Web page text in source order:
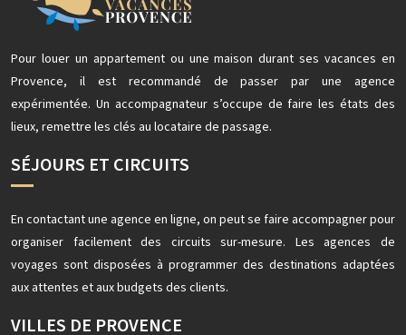
Pour louer un appartement ou une maison durant ses vacances en
Provence, il est recommandé de passer par une agence
expérimentée. Un accompagnateur s’occupe de faire les états des
lieux, remettre les clés au locataire de passage.
SÉJOURS ET CIRCUITS
En contactant une agence en ligne, on peut se faire accompagner pour
organiser facilement des circuits sur-mesure. Les agences de
voyages sont disposées à programmer des destinations adaptées
aux attentes et aux budgets des clients.
VILLES DE PROVENCE